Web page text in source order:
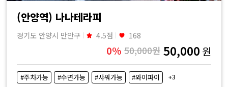
(안양역) 나나테라피
경기도 안양시 만안구 4.5점 168
0% 50,000원 50,000 원
#주차가능 #수면가능 #샤워가능 #와이파이 +3